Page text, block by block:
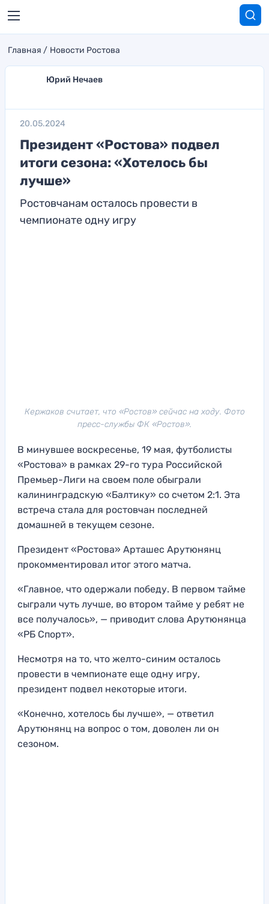
Главная Новости Ростова
Юрий Нечаев
20.05.2024
Президент «Ростова» подвел
итоги сезона: «Хотелось бы
лучше»
Ростовчанам осталось провести в
чемпионате одну игру
Кержаков считает, что «Ростов» сейчас на ходу. Фото
пресс-службы ФК «Ростов».
В минувшее воскресенье, 19 мая, футболисты
«Ростова» в рамках 29-го тура Российской
Премьер-Лиги на своем поле обыграли
калининградскую «Балтику» со счетом 2:1. Эта
встреча стала для ростовчан последней
домашней в текущем сезоне.
Президент «Ростова» Арташес Арутюнянц
прокомментировал итог этого матча.
«Главное, что одержали победу. В первом тайме
сыграли чуть лучше, во втором тайме у ребят не
все получалось», — приводит слова Арутюнянца
«РБ Спорт».
Несмотря на то, что желто-синим осталось
провести в чемпионате еще одну игру,
президент подвел некоторые итоги.
«Конечно, хотелось бы лучше», — ответил
Арутюнянц на вопрос о том, доволен ли он
сезоном.